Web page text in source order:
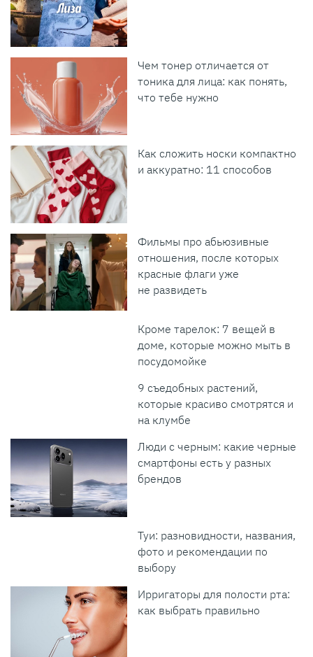
Чем тонер отличается от
тоника для лица: как понять,
что тебе нужно
Как сложить носки компактно
и аккуратно: 11 способов
Фильмы про абьюзивные
отношения, после которых
красные флаги уже
не развидеть
Кроме тарелок: 7 вещей в
доме, которые можно мыть в
посудомойке
9 съедобных растений,
которые красиво смотрятся и
на клумбе
Люди с черным: какие черные
смартфоны есть у разных
брендов
Туи: разновидности, названия,
фото и рекомендации по
выбору
Ирригаторы для полости рта:
как выбрать правильно